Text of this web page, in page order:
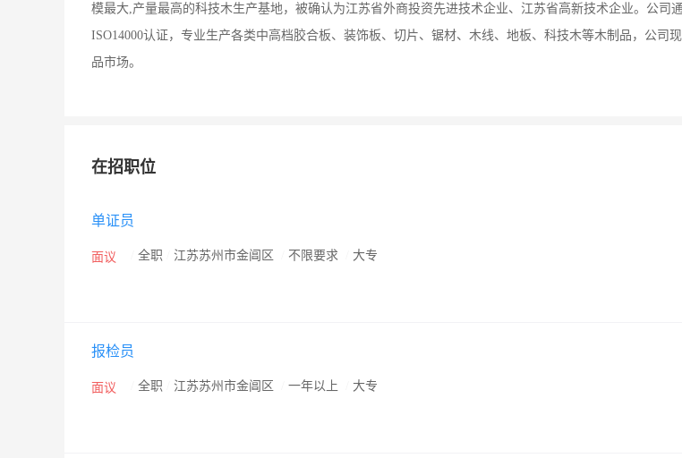
模最大,产量最高的科技木生产基地，被确认为江苏省外商投资先进技术企业、江苏省高新技术企业。公司
ISO14000认证，专业生产各类中高档胶合板、装饰板、切片、锯材、木线、地板、科技木等木制品，公司
品市场。
在招职位
单证员
面议 全职 江苏苏州市金阊区 不限要求 大专
报检员
面议 全职 江苏苏州市金阊区 一年以上 大专